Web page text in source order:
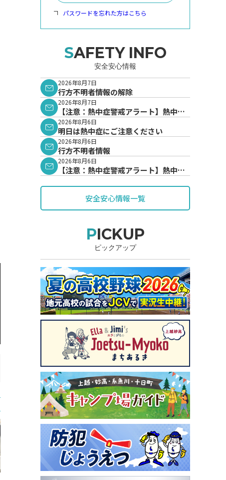
パスワードを忘れた方はこちら
SAFETY INFO
安全安心情報
2026年8月7日
行方不明者情報の解除
2026年8月7日
【注意：熱中症警戒アラート】熱中症
警戒アラートが発表されています。
2026年8月6日
明日は熱中症にご注意ください
2026年8月6日
行方不明者情報
2026年8月6日
【注意：熱中症警戒アラート】熱中症
安全安心情報一覧
PICKUP
ピックアップ